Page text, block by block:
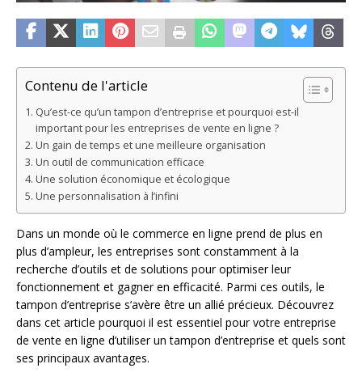
Contenu de l'article
Qu’est-ce qu’un tampon d’entreprise et pourquoi est-il
important pour les entreprises de vente en ligne ?
Un gain de temps et une meilleure organisation
Un outil de communication efficace
Une solution économique et écologique
Une personnalisation à l’infini
Dans un monde où le commerce en ligne prend de plus en
plus d’ampleur, les entreprises sont constamment à la
recherche d’outils et de solutions pour optimiser leur
fonctionnement et gagner en efficacité. Parmi ces outils, le
tampon d’entreprise s’avère être un allié précieux. Découvrez
dans cet article pourquoi il est essentiel pour votre entreprise
de vente en ligne d’utiliser un tampon d’entreprise et quels sont
ses principaux avantages.